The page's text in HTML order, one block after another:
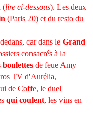
(lire ci-dessous). Les deux
(Paris 20) et du resto du
car dans leGrand
consacrés à la
boulettes de feue Amy
TV d'Aurélia,
de Coffe, le duel
qui coulent, les vins en